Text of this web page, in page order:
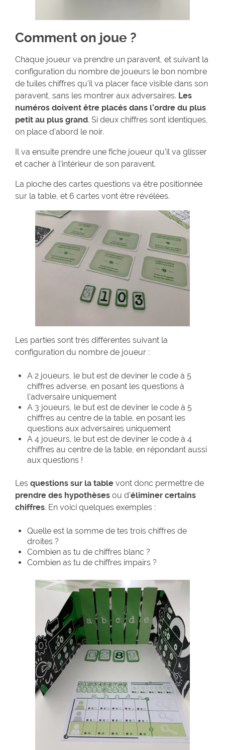
Comment on joue ?
Chaque joueur va prendre un paravent, et suivant la
configuration du nombre de joueurs le bon nombre
de tuiles chiffres qu’il va placer face visible dans son
paravent, sans les montrer aux adversaires. Les
numéros doivent être placés dans l’ordre du plus
petit au plus grand. Si deux chiffres sont identiques,
on place d’abord le noir.
Il va ensuite prendre une fiche joueur qu’il va glisser
et cacher à l’intérieur de son paravent.
La pioche des cartes questions va être positionnée
sur la table, et 6 cartes vont être révélées.
Les parties sont très différentes suivant la
configuration du nombre de joueur :
A 2 joueurs, le but est de deviner le code à 5
chiffres adverse, en posant les questions à
l’adversaire uniquement
A 3 joueurs, le but est de deviner le code à 5
chiffres au centre de la table, en posant les
questions aux adversaires uniquement
A 4 joueurs, le but est de deviner le code à 4
chiffres au centre de la table, en répondant aussi
aux questions !
Les questions sur la table vont donc permettre de
prendre des hypothèses ou d’éliminer certains
chiffres. En voici quelques exemples :
Quelle est la somme de tes trois chiffres de
droites ?
Combien as tu de chiffres blanc ?
Combien as tu de chiffres impairs ?